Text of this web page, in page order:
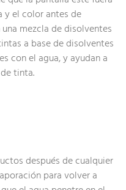
y el color antes de
mezcla de disolventes
a base de disolventes
con el agua, y ayudan a
tinta.
después de cualquier
para volver a